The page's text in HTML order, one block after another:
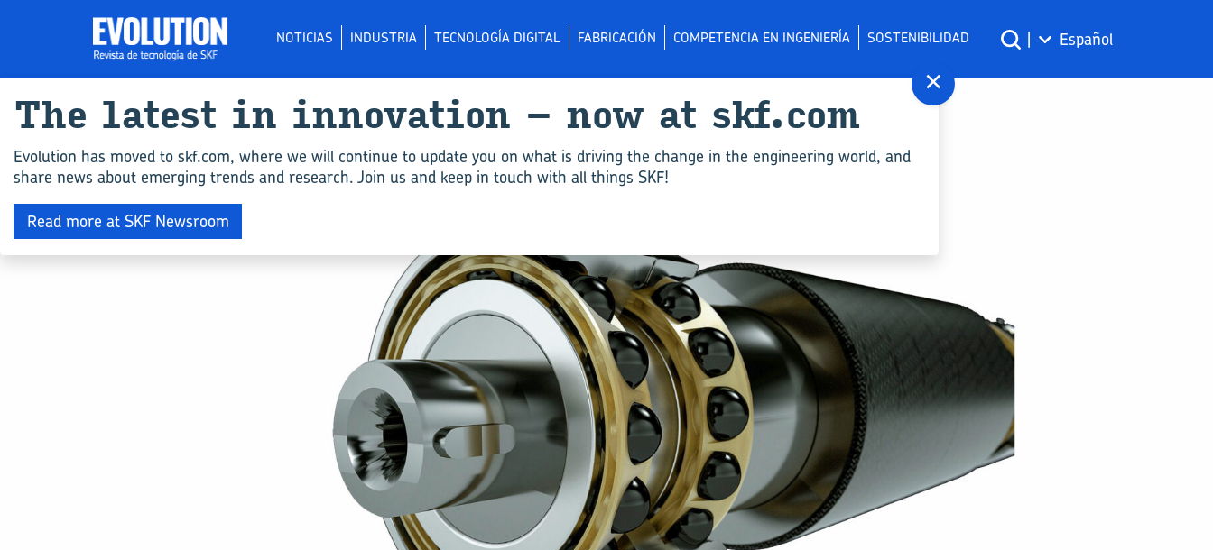
NOTICIAS INDUSTRIA TECNOLOGÍA DIGITAL FABRICACIÓN COMPETENCIA EN INGENIERÍA SOSTENIBILIDAD | Español
×
The la­test in in­no­va­tion – now at skf.com
Evolution has moved to skf.com, where we will continue to update you on what is driving the change in the engineering world, and
share news about emerging trends and research. Join us and keep in touch with all things SKF!
Read more at SKF Newsroom